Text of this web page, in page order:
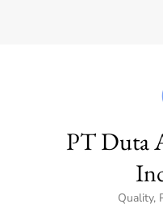
PT Duta
Quality,